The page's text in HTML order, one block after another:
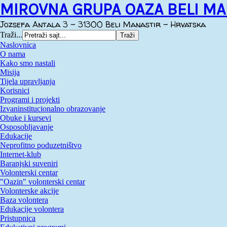
MIROVNA GRUPA OAZA BELI
Jozsefa Antala 3 - 31300 Beli Manastir - Hrvatska
Traži...
Naslovnica
O nama
Kako smo nastali
Misija
Tijela upravljanja
Korisnici
Programi i projekti
Izvaninstitucionalno obrazovanje
Obuke i kursevi
Osposobljavanje
Edukacije
Neprofitno poduzetništvo
Internet-klub
Baranjski suveniri
Volonterski centar
"Oazin" volonterski centar
Volonterske akcije
Baza volontera
Edukacije volontera
Pristupnica